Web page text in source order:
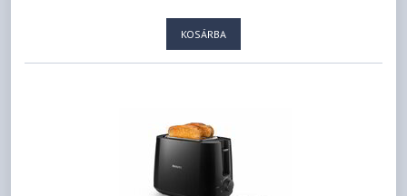
KOSÁRBA